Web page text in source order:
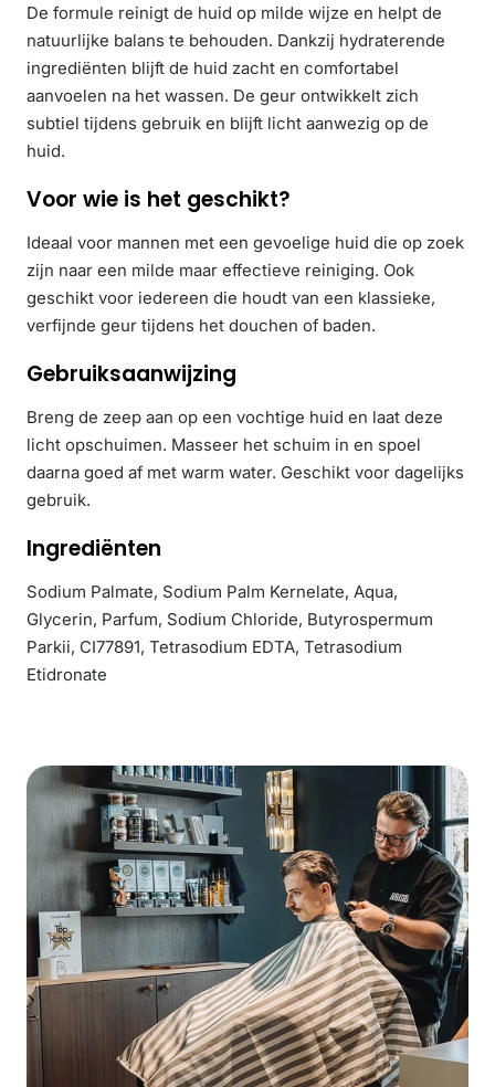
De formule reinigt de huid op milde wijze en helpt de
natuurlijke balans te behouden. Dankzij hydraterende
ingrediënten blijft de huid zacht en comfortabel
aanvoelen na het wassen. De geur ontwikkelt zich
subtiel tijdens gebruik en blijft licht aanwezig op de
huid.
Voor wie is het geschikt?
Ideaal voor mannen met een gevoelige huid die op zoek
zijn naar een milde maar effectieve reiniging. Ook
geschikt voor iedereen die houdt van een klassieke,
verfijnde geur tijdens het douchen of baden.
Gebruiksaanwijzing
Breng de zeep aan op een vochtige huid en laat deze
licht opschuimen. Masseer het schuim in en spoel
daarna goed af met warm water. Geschikt voor dagelijks
gebruik.
Ingrediënten
Sodium Palmate, Sodium Palm Kernelate, Aqua,
Glycerin, Parfum, Sodium Chloride, Butyrospermum
Parkii, CI77891, Tetrasodium EDTA, Tetrasodium
Etidronate